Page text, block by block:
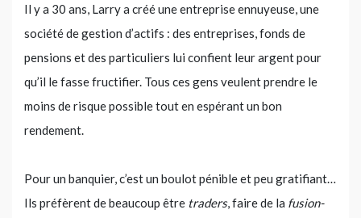
Il y a 30 ans, Larry a créé une entreprise ennuyeuse, une
société de gestion d’actifs : des entreprises, fonds de
pensions et des particuliers lui confient leur argent pour
qu’il le fasse fructifier. Tous ces gens veulent prendre le
moins de risque possible tout en espérant un bon
rendement.
Pour un banquier, c’est un boulot pénible et peu gratifiant…
Ils préfèrent de beaucoup être traders, faire de la fusion-